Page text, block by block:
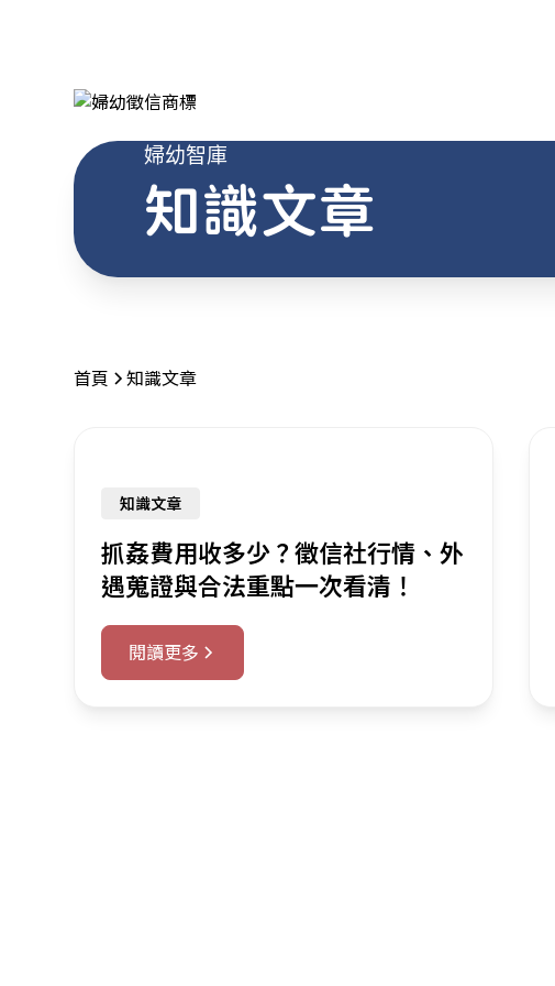
婦幼智庫
知識文章
首頁 知識文章
知識文章
抓姦費用收多少？徵信社行情、外
遇蒐證與合法重點一次看清！
閱讀更多